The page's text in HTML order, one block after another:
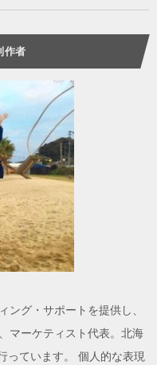
作者
ング・サポートを提供し、
マーケティスト代表。北海
っています。 個人的な表現